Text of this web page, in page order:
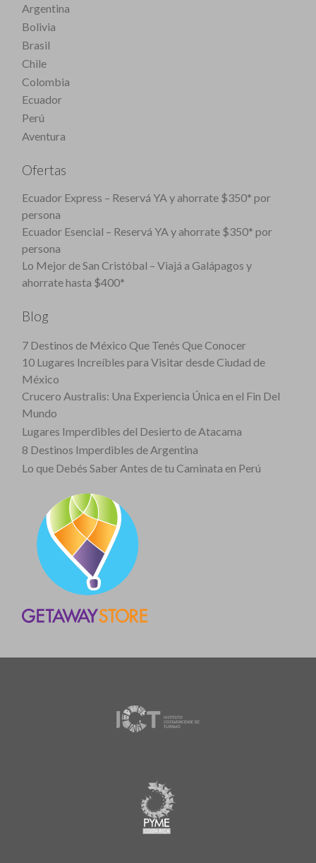
Argentina
Bolivia
Brasil
Chile
Colombia
Ecuador
Perú
Aventura
Ofertas
Ecuador Express – Reservá YA y ahorrate $350* por
persona
Ecuador Esencial – Reservá YA y ahorrate $350* por
persona
Lo Mejor de San Cristóbal – Viajá a Galápagos y
ahorrate hasta $400*
Blog
7 Destinos de México Que Tenés Que Conocer
10 Lugares Increíbles para Visitar desde Ciudad de
México
Crucero Australis: Una Experiencia Única en el Fin Del
Mundo
Lugares Imperdibles del Desierto de Atacama
8 Destinos Imperdibles de Argentina
Lo que Debés Saber Antes de tu Caminata en Perú